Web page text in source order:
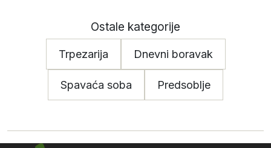
Ostale kategorije
Trpezarija Dnevni boravak
Spavaća soba Predsoblje